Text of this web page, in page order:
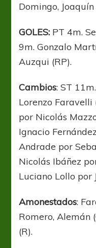
Domingo,
GOLES: PT 4m.
9m. Gonzalo
Auzqui (RP).
Cambios: ST
Lorenzo Faravelli
por Nicolás
Ignacio
Andrade por
Nicolás Ibáñez
Luciano Lollo por
Amonestados:
Romero, Alemán
(R).